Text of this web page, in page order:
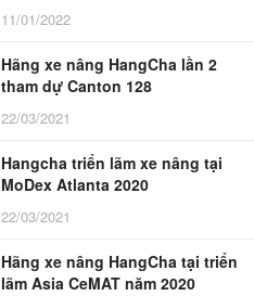
11/01/2022
Hãng xe nâng HangCha lần 2
tham dự Canton 128
22/03/2021
Hangcha triển lãm xe nâng tại
MoDex Atlanta 2020
22/03/2021
Hãng xe nâng HangCha tại triển
lãm Asia CeMAT năm 2020